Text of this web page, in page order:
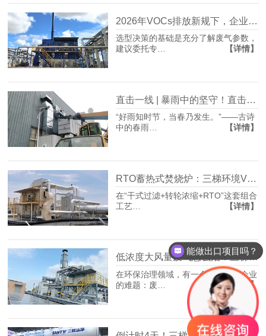
2026年VOCs排放新规下，企业如何科学选择废气处理设备？
选型决策的基础是充分了解废气参数，
建议委托专…
【详情】
直击一线 | 暴雨中的坚守！直击三梯环境VOCs治理项目安装现场
“好雨知时节，当春乃发生。”——古诗
中的春雨…
【详情】
RTO蓄热式焚烧炉：三梯环境VOCs废气治理的“终极净化单元”
在“干式过滤+转轮浓缩+RTO”这套组合
工艺…
【详情】
低浓度大风量废气怎么治？三梯环境这套组合工艺给出答案
在环保治理领域，有一个长期困扰企业
的难题：废…
【详情】
能做出口项目吗？